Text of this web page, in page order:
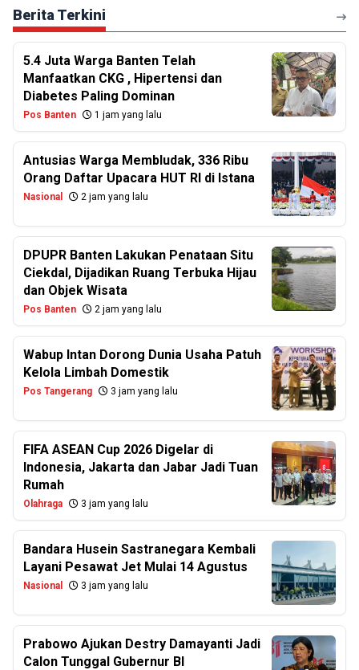
Berita Terkini
5.4 Juta Warga Banten Telah
Manfaatkan CKG , Hipertensi dan
Diabetes Paling Dominan
Pos Banten 1 jam yang lalu
Antusias Warga Membludak, 336 Ribu
Orang Daftar Upacara HUT RI di Istana
Nasional 2 jam yang lalu
DPUPR Banten Lakukan Penataan Situ
Ciekdal, Dijadikan Ruang Terbuka Hijau
dan Objek Wisata
Pos Banten 2 jam yang lalu
Wabup Intan Dorong Dunia Usaha Patuh
Kelola Limbah Domestik
Pos Tangerang 3 jam yang lalu
FIFA ASEAN Cup 2026 Digelar di
Indonesia, Jakarta dan Jabar Jadi Tuan
Rumah
Olahraga 3 jam yang lalu
Bandara Husein Sastranegara Kembali
Layani Pesawat Jet Mulai 14 Agustus
Nasional 3 jam yang lalu
Prabowo Ajukan Destry Damayanti Jadi
Calon Tunggal Gubernur BI